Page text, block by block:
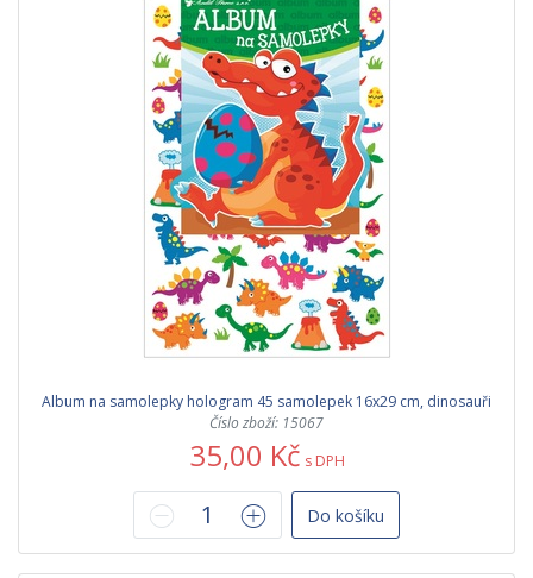
Album na samolepky hologram 45 samolepek 16x29 cm, dinosauři
Číslo zboží: 15067
35,00 Kč s DPH
Do košíku